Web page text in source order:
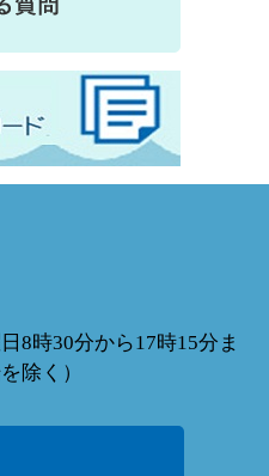
8時30分から17時15分ま
除く）